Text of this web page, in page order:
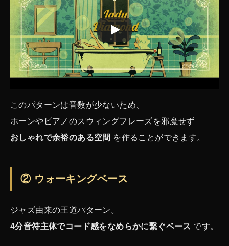
このパターンは音数が少ないため、
ホーンやピアノのスウィングフレーズを邪魔せず
おしゃれで余裕のある空間 を作ることができます。
② ウォーキングベース
ジャズ由来の王道パターン。
4分音符主体でコード感をなめらかに繋ぐベース です。